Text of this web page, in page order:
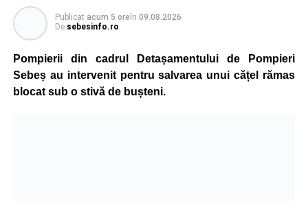
Publicat acum 5 oreîn 09.08.2026
De sebesinfo.ro
Pompierii din cadrul Detașamentului de Pompieri
Sebeș au intervenit pentru salvarea unui cățel rămas
blocat sub o stivă de bușteni.